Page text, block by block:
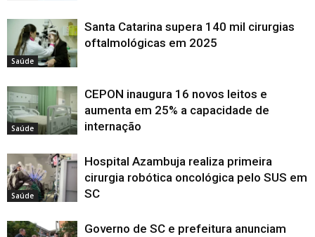
Saúde
Santa Catarina supera 140 mil cirurgias
oftalmológicas em 2025
Saúde
CEPON inaugura 16 novos leitos e
aumenta em 25% a capacidade de
internação
Saúde
Hospital Azambuja realiza primeira
cirurgia robótica oncológica pelo SUS em
SC
Governo de SC e prefeitura anunciam